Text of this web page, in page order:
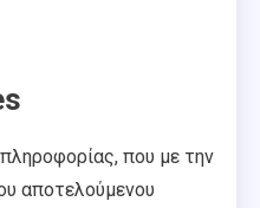
που με την
αποτελούμενου